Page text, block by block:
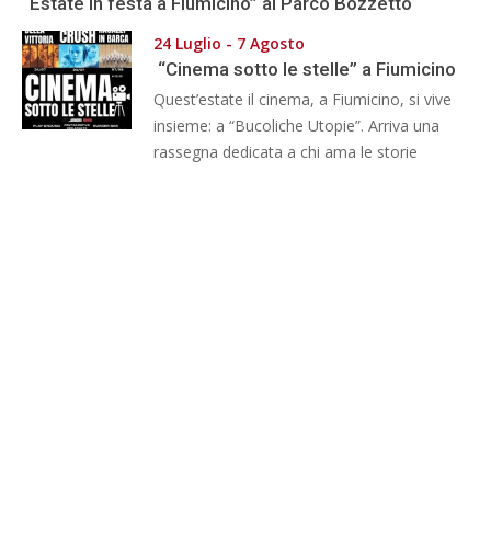
24 Luglio - 7 Agosto
“Cinema sotto le stelle” a Fiumicino
Quest’estate il cinema, a Fiumicino, si vive
insieme: a “Bucoliche Utopie”. Arriva una
rassegna dedicata a chi ama le storie